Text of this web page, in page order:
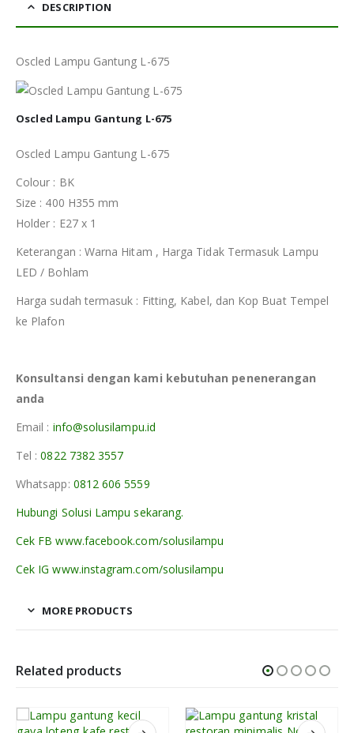
DESCRIPTION
Oscled Lampu Gantung L-675
Oscled Lampu Gantung L-675
Oscled Lampu Gantung L-675
Colour : BK
Size : 400 H355 mm
Holder : E27 x 1
Keterangan : Warna Hitam , Harga Tidak Termasuk Lampu
LED / Bohlam
Harga sudah termasuk : Fitting, Kabel, dan Kop Buat Tempel
ke Plafon
Konsultansi dengan kami kebutuhan penenerangan
anda
Email : info@solusilampu.id
Tel :0822 7382 3557
Whatsapp: 0812 606 5559
Hubungi Solusi Lampu sekarang.
Cek FB www.facebook.com/solusilampu
Cek IG www.instagram.com/solusilampu
MORE PRODUCTS
Related products